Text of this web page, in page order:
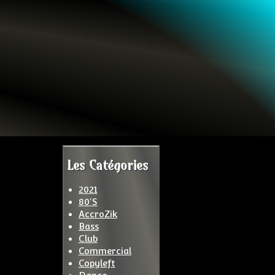
Les Catégories
2021
80'S
AccroZik
Bass
Club
Commercial
Copyleft